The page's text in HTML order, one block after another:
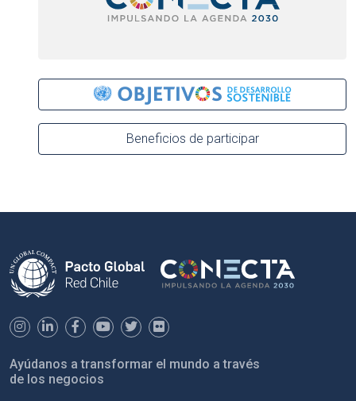
Beneficios de participar
Ayúdanos a transformar el mundo a través
de los negocios